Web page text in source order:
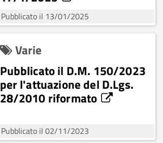
Pubblicato il 13/01/2025
Varie
Pubblicato il D.M. 150/2023
per l'attuazione del D.Lgs.
28/2010 riformato
Pubblicato il 02/11/2023